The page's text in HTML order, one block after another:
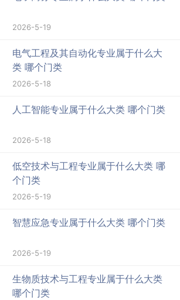
2026-5-19
电气工程及其自动化专业属于什么大
类 哪个门类
2026-5-18
人工智能专业属于什么大类 哪个门类
2026-5-18
低空技术与工程专业属于什么大类 哪
个门类
2026-5-19
智慧应急专业属于什么大类 哪个门类
2026-5-19
生物质技术与工程专业属于什么大类
哪个门类